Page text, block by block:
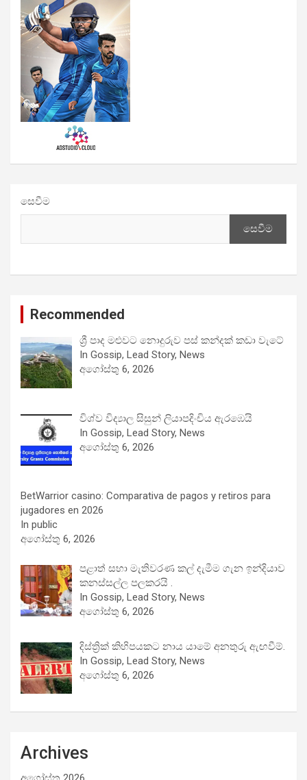
සෙවීම
සෙවීම
Recommended
ශ්‍රී පාද මළුවට නොදුරුව පස් කන්දක් කඩා වැටේ
In Gossip, Lead Story, News
අගෝස්තු 6, 2026
විශ්ව විද්‍යාල සිසුන් ලියාපදිංචිය ඇරඹෙයි
In Gossip, Lead Story, News
අගෝස්තු 6, 2026
BetWarrior casino: Comparativa de pagos y retiros para
jugadores en 2026
In public
අගෝස්තු 6, 2026
පළාත් සභා මැතිවරණ කල් දැමීම ගැන ඉන්දියාව
කනස්සල්ල පලකරයි .
In Gossip, Lead Story, News
අගෝස්තු 6, 2026
දිස්ත්‍රික් කිහිපයකට නාය යාමේ අනතුරු ඇඟවීම්.
In Gossip, Lead Story, News
අගෝස්තු 6, 2026
Archives